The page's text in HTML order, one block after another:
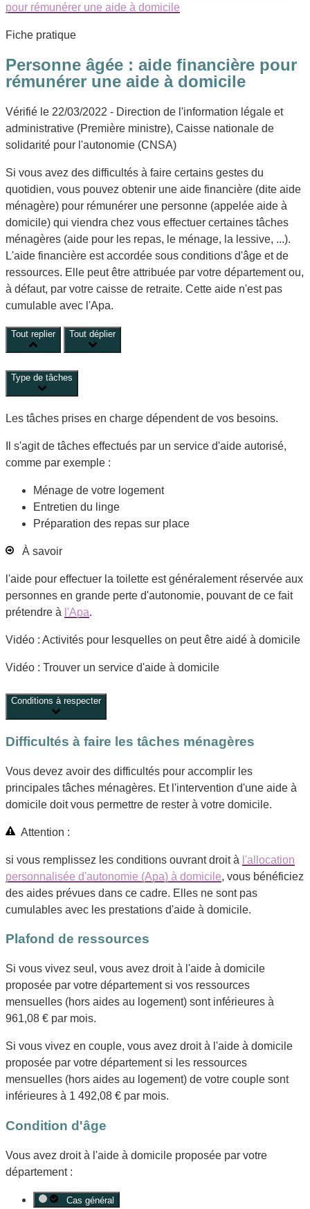
pour rémunérer une aide à domicile
Fiche pratique
Personne âgée : aide financière pour
rémunérer une aide à domicile
Vérifié le 22/03/2022 - Direction de l'information légale et
administrative (Première ministre), Caisse nationale de
solidarité pour l'autonomie (CNSA)
Si vous avez des difficultés à faire certains gestes du
quotidien, vous pouvez obtenir une aide financière (dite aide
ménagère) pour rémunérer une personne (appelée aide à
domicile) qui viendra chez vous effectuer certaines tâches
ménagères (aide pour les repas, le ménage, la lessive, ...).
L'aide financière est accordée sous conditions d'âge et de
ressources. Elle peut être attribuée par votre département ou,
à défaut, par votre caisse de retraite. Cette aide n'est pas
cumulable avec l'Apa.
Tout replier Tout déplier
Type de tâches
Les tâches prises en charge dépendent de vos besoins.
Il s'agit de tâches effectués par un service d'aide autorisé,
comme par exemple :
Ménage de votre logement
Entretien du linge
Préparation des repas sur place
À savoir
l'aide pour effectuer la toilette est généralement réservée aux
personnes en grande perte d'autonomie, pouvant de ce fait
prétendre à l'Apa.
Vidéo : Activités pour lesquelles on peut être aidé à domicile
Vidéo : Trouver un service d'aide à domicile
Conditions à respecter
Difficultés à faire les tâches ménagères
Vous devez avoir des difficultés pour accomplir les
principales tâches ménagères. Et l'intervention d'une aide à
domicile doit vous permettre de rester à votre domicile.
Attention :
si vous remplissez les conditions ouvrant droit à l'allocation
personnalisée d'autonomie (Apa) à domicile, vous bénéficiez
des aides prévues dans ce cadre. Elles ne sont pas
cumulables avec les prestations d'aide à domicile.
Plafond de ressources
Si vous vivez seul, vous avez droit à l'aide à domicile
proposée par votre département si vos ressources
mensuelles (hors aides au logement) sont inférieures à
961,08 € par mois.
Si vous vivez en couple, vous avez droit à l'aide à domicile
proposée par votre département si les ressources
mensuelles (hors aides au logement) de votre couple sont
inférieures à 1 492,08 € par mois.
Condition d'âge
Vous avez droit à l'aide à domicile proposée par votre
département :
Cas général